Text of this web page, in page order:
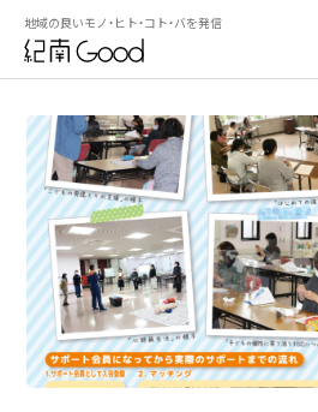
地域の良いモノ・ヒト・コト・バを発信